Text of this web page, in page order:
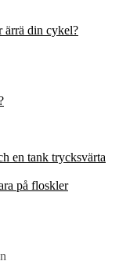
ärrä din cykel?
en tank trycksvärta
på floskler